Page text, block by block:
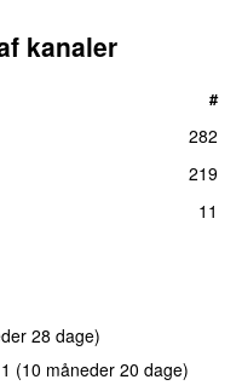
kanaler
#
282
219
11
28 dage)
(10 måneder 20 dage)